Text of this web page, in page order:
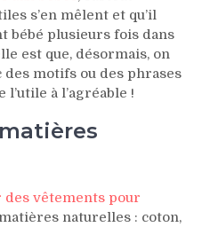
s’en mêlent et qu’il
bébé plusieurs fois dans
est que, désormais, on
motifs ou des phrases
à l’agréable !
des vêtements pour
naturelles : coton,